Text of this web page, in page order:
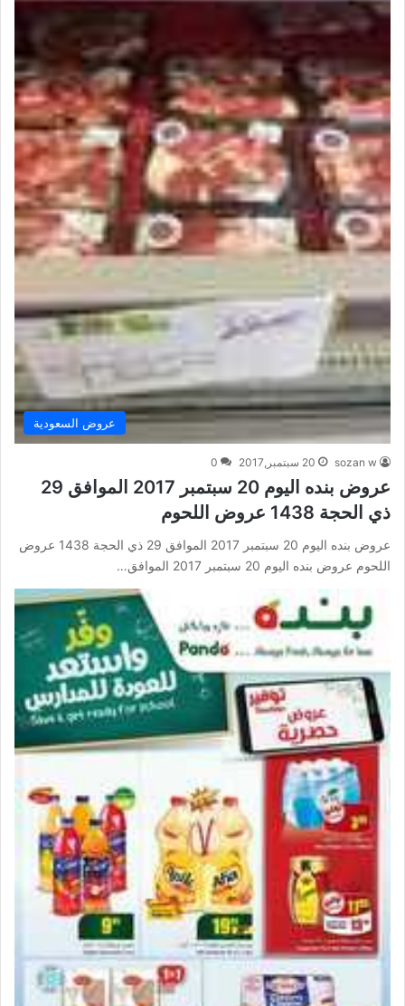
عروض السعودية
sozan w 20 سبتمبر,2017 0
عروض بنده اليوم 20 سبتمبر 2017 الموافق 29
ذي الحجة 1438 عروض اللحوم
عروض بنده اليوم 20 سبتمبر 2017 الموافق 29 ذي الحجة 1438 عروض
اللحوم عروض بنده اليوم 20 سبتمبر 2017 الموافق…